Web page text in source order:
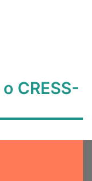
CRESS-